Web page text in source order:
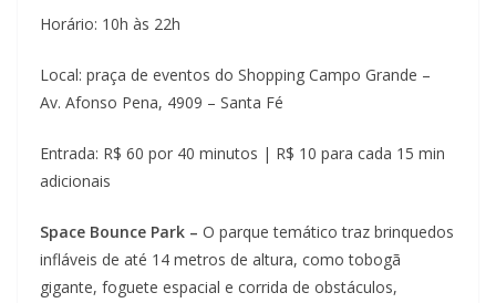
Horário: 10h às 22h
Local: praça de eventos do Shopping Campo Grande –
Av. Afonso Pena, 4909 – Santa Fé
Entrada: R$ 60 por 40 minutos | R$ 10 para cada 15 min
adicionais
Space Bounce Park – O parque temático traz brinquedos
infláveis de até 14 metros de altura, como tobogã
gigante, foguete espacial e corrida de obstáculos,